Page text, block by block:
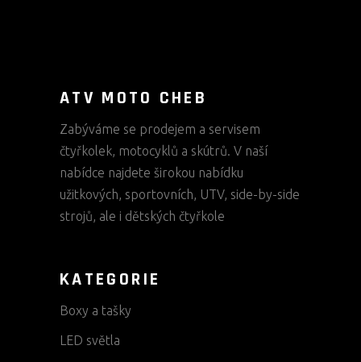
ATV MOTO CHEB
Zabýváme se prodejem a servisem
čtyřkolek, motocyklů a skútrů. V naší
nabídce najdete širokou nabídku
užitkových, sportovních, UTV, side-by-side
strojů, ale i dětských čtyřkole
KATEGORIE
Boxy a tašky
LED světla